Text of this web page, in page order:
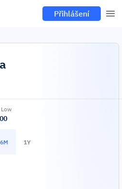
Přihlášení
6M 1Y